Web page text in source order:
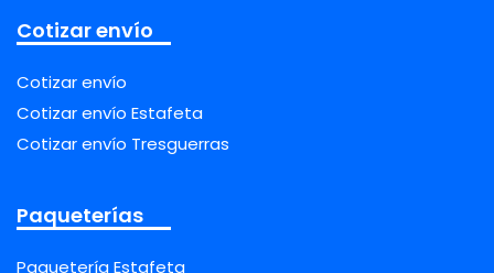
Cotizar envío
Cotizar envío
Cotizar envío Estafeta
Cotizar envío Tresguerras
Paqueterías
Paquetería Estafeta